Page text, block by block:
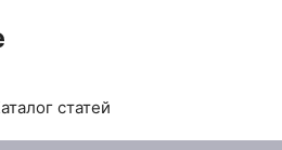
статей